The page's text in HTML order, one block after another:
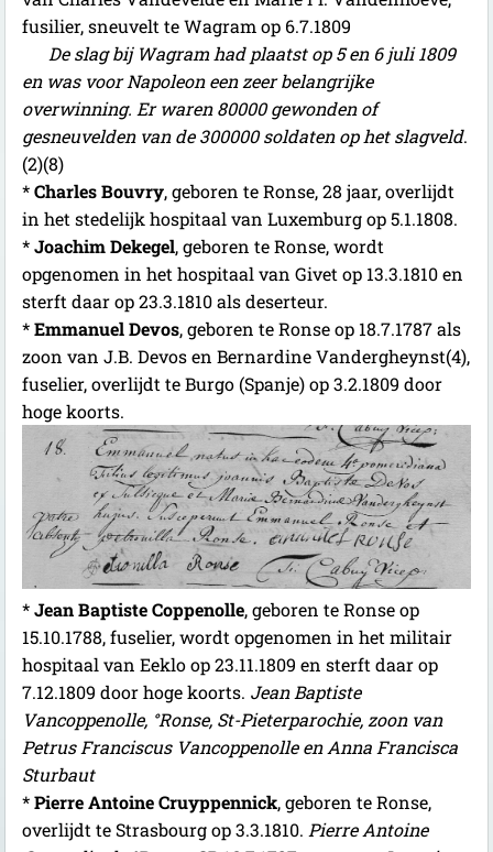
fusilier, sneuvelt te Wagram op 6.7.1809
De slag bij Wagram had plaatst op 5 en 6 juli 1809
en was voor Napoleon een zeer belangrijke
overwinning. Er waren 80000 gewonden of
gesneuvelden van de 300000 soldaten op het slagveld.
(2)(8)
*Charles Bouvry, geboren te Ronse, 28 jaar, overlijdt
in het stedelijk hospitaal van Luxemburg op 5.1.1808.
*Joachim Dekegel, geboren te Ronse, wordt
opgenomen in het hospitaal van Givet op 13.3.1810 en
sterft daar op 23.3.1810 als deserteur.
*Emmanuel Devos, geboren te Ronse op 18.7.1787 als
zoon van J.B. Devos en Bernardine Vandergheynst(4),
fuselier, overlijdt te Burgo (Spanje) op 3.2.1809 door
hoge koorts.
*Jean Baptiste Coppenolle, geboren te Ronse op
15.10.1788, fuselier, wordt opgenomen in het militair
hospitaal van Eeklo op 23.11.1809 en sterft daar op
7.12.1809 door hoge koorts. Jean Baptiste
Vancoppenolle, °Ronse, St-Pieterparochie, zoon van
Petrus Franciscus Vancoppenolle en Anna Francisca
Sturbaut
*Pierre Antoine Cruyppennick, geboren te Ronse,
overlijdt te Strasbourg op 3.3.1810. Pierre Antoine